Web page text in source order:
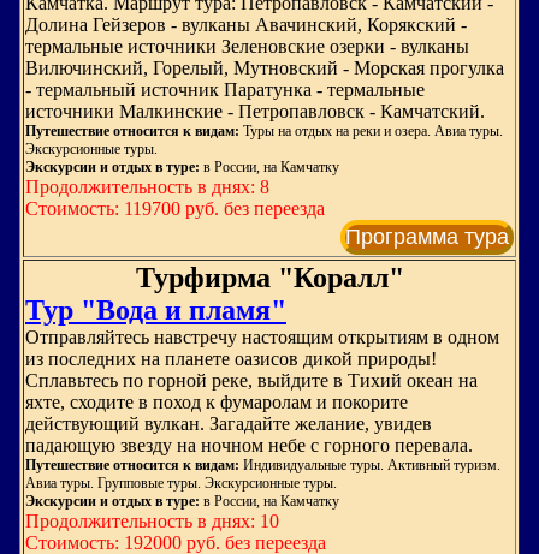
Долина Гейзеров - вулканы Авачинский, Корякский -
термальные источники Зеленовские озерки - вулканы
Вилючинский, Горелый, Мутновский - Морская прогулка
- термальный источник Паратунка - термальные
источники Малкинские - Петропавловск - Камчатский.
Путешествие относится к видам: Туры на отдых на реки и озера. Авиа туры.
Экскурсионные туры.
Экскурсии и отдых в туре: в России, на Камчатку
Продолжительность в днях: 8
Стоимость: 119700 руб. без переезда
Программа тура
Турфирма "Коралл"
Тур "Вода и пламя"
Отправляйтесь навстречу настоящим открытиям в одном
из последних на планете оазисов дикой природы!
Сплавьтесь по горной реке, выйдите в Тихий океан на
яхте, сходите в поход к фумаролам и покорите
действующий вулкан. Загадайте желание, увидев
падающую звезду на ночном небе с горного перевала.
Путешествие относится к видам: Индивидуальные туры. Активный туризм.
Авиа туры. Групповые туры. Экскурсионные туры.
Экскурсии и отдых в туре: в России, на Камчатку
Продолжительность в днях: 10
Стоимость: 192000 руб. без переезда